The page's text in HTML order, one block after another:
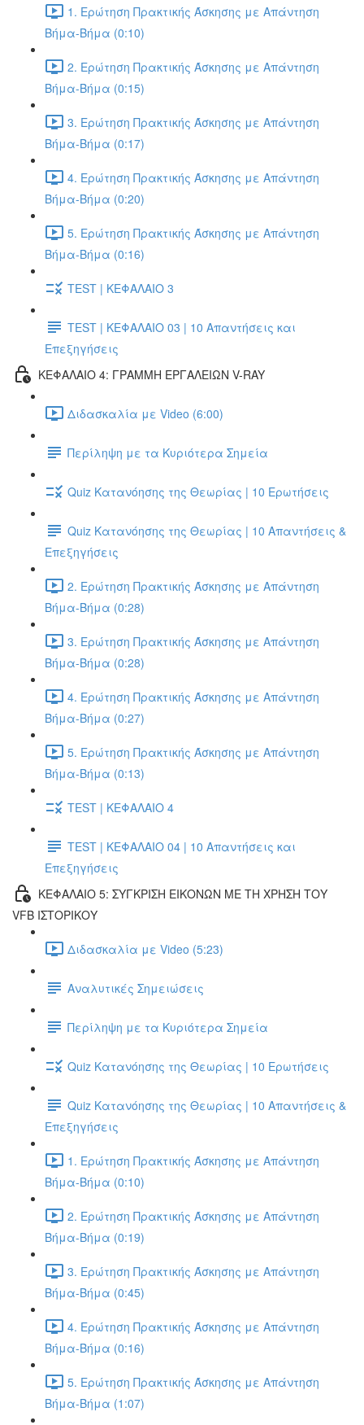
1. Ερώτηση Πρακτικής Άσκησης με Απάντηση
Βήμα-Βήμα (0:10)
2. Ερώτηση Πρακτικής Άσκησης με Απάντηση
Βήμα-Βήμα (0:15)
3. Ερώτηση Πρακτικής Άσκησης με Απάντηση
Βήμα-Βήμα (0:17)
4. Ερώτηση Πρακτικής Άσκησης με Απάντηση
Βήμα-Βήμα (0:20)
5. Ερώτηση Πρακτικής Άσκησης με Απάντηση
Βήμα-Βήμα (0:16)
TEST | ΚΕΦΑΛΑΙΟ 3
TEST | ΚΕΦΑΛΑΙΟ 03 | 10 Απαντήσεις και
Επεξηγήσεις
ΚΕΦΑΛΑΙΟ 4: ΓΡΑΜΜΗ ΕΡΓΑΛΕΙΩΝ V-RAY
Διδασκαλία με Video (6:00)
Περίληψη με τα Κυριότερα Σημεία
Quiz Κατανόησης της Θεωρίας | 10 Ερωτήσεις
Quiz Κατανόησης της Θεωρίας | 10 Απαντήσεις &
Επεξηγήσεις
2. Ερώτηση Πρακτικής Άσκησης με Απάντηση
Βήμα-Βήμα (0:28)
3. Ερώτηση Πρακτικής Άσκησης με Απάντηση
Βήμα-Βήμα (0:28)
4. Ερώτηση Πρακτικής Άσκησης με Απάντηση
Βήμα-Βήμα (0:27)
5. Ερώτηση Πρακτικής Άσκησης με Απάντηση
Βήμα-Βήμα (0:13)
TEST | ΚΕΦΑΛΑΙΟ 4
TEST | ΚΕΦΑΛΑΙΟ 04 | 10 Απαντήσεις και
Επεξηγήσεις
ΚΕΦΑΛΑΙΟ 5: ΣΥΓΚΡΙΣΗ ΕΙΚΟΝΩΝ ΜΕ ΤΗ ΧΡΗΣΗ ΤΟΥ
VFB ΙΣΤΟΡΙΚΟΥ
Διδασκαλία με Video (5:23)
Αναλυτικές Σημειώσεις
Περίληψη με τα Κυριότερα Σημεία
Quiz Κατανόησης της Θεωρίας | 10 Ερωτήσεις
Quiz Κατανόησης της Θεωρίας | 10 Απαντήσεις &
Επεξηγήσεις
1. Ερώτηση Πρακτικής Άσκησης με Απάντηση
Βήμα-Βήμα (0:10)
2. Ερώτηση Πρακτικής Άσκησης με Απάντηση
Βήμα-Βήμα (0:19)
3. Ερώτηση Πρακτικής Άσκησης με Απάντηση
Βήμα-Βήμα (0:45)
4. Ερώτηση Πρακτικής Άσκησης με Απάντηση
Βήμα-Βήμα (0:16)
5. Ερώτηση Πρακτικής Άσκησης με Απάντηση
Βήμα-Βήμα (1:07)